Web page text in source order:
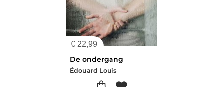
€ 22,99
De ondergang
Édouard Louis